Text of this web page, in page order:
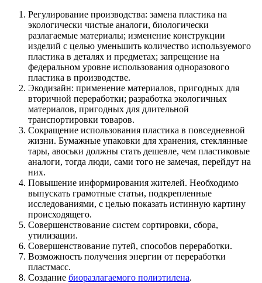
Регулирование производства: замена пластика на
экологически чистые аналоги, биологически
разлагаемые материалы; изменение конструкции
изделий с целью уменьшить количество используемого
пластика в деталях и предметах; запрещение на
федеральном уровне использования одноразового
пластика в производстве.
Экодизайн: применение материалов, пригодных для
вторичной переработки; разработка экологичных
материалов, пригодных для длительной
транспортировки товаров.
Сокращение использования пластика в повседневной
жизни. Бумажные упаковки для хранения, стеклянные
тары, авоськи должны стать дешевле, чем пластиковые
аналоги, тогда люди, сами того не замечая, перейдут на
них.
Повышение информирования жителей. Необходимо
выпускать грамотные статьи, подкрепленные
исследованиями, с целью показать истинную картину
происходящего.
Совершенствование систем сортировки, сбора,
утилизации.
Совершенствование путей, способов переработки.
Возможность получения энергии от переработки
пластмасс.
Создание биоразлагаемого полиэтилена.